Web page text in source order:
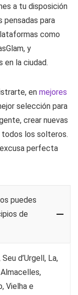
a tu disposición
pensadas para
como
y
en la ciudad.
en mejores
selección para
crear nuevas
los solteros.
perfecta
puedes
de
d’Urgell, La,
Almacelles,
Vielha e